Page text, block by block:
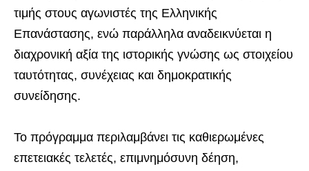
τιμής στους αγωνιστές της Ελληνικής
Επανάστασης, ενώ παράλληλα αναδεικνύεται η
διαχρονική αξία της ιστορικής γνώσης ως στοιχείου
ταυτότητας, συνέχειας και δημοκρατικής
συνείδησης.
Το πρόγραμμα περιλαμβάνει τις καθιερωμένες
επετειακές τελετές, επιμνημόσυνη δέηση,